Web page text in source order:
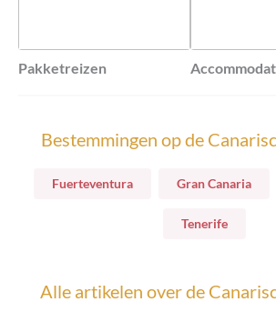
Pakketreizen
Fuerteventura Gran Canaria
Tenerife
Alle artikelen over